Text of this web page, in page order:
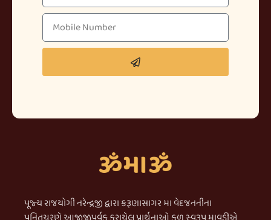
પૂજ્ય રાજયોગી નરેન્દ્રજી દ્વારા કરૂણાસાગર મા વેદજનનીના